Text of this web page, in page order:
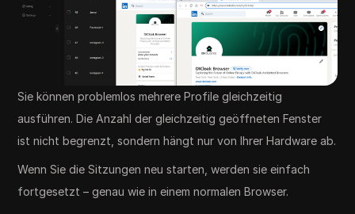
Sie können problemlos mehrere Profile gleichzeitig
ausführen. Die Anzahl der gleichzeitig geöffneten Fenster
ist nicht begrenzt, sondern hängt nur von Ihrer Hardware ab.
Wenn Sie die Sitzungen neu starten, werden sie einfach
fortgesetzt – genau wie in einem normalen Browser.